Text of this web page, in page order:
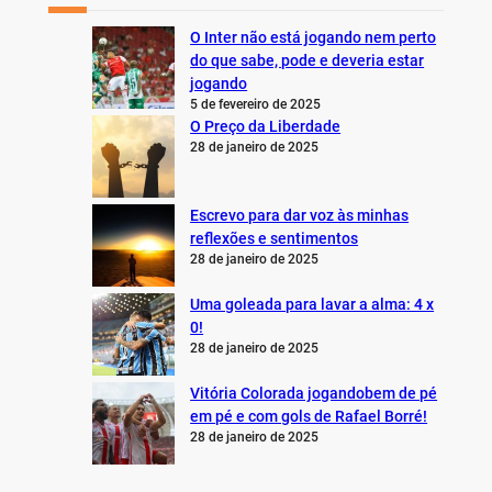
O Inter não está jogando nem perto
do que sabe, pode e deveria estar
jogando
5 de fevereiro de 2025
O Preço da Liberdade
28 de janeiro de 2025
Escrevo para dar voz às minhas
reflexões e sentimentos
28 de janeiro de 2025
Uma goleada para lavar a alma: 4 x
0!
28 de janeiro de 2025
Vitória Colorada jogandobem de pé
em pé e com gols de Rafael Borré!
28 de janeiro de 2025